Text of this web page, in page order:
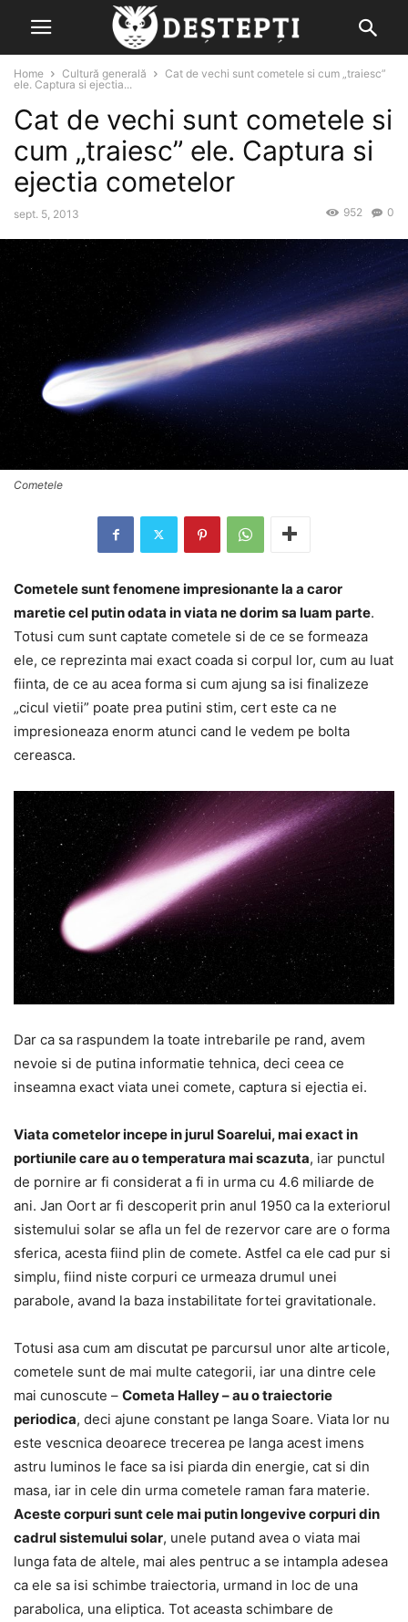
Home Cultură generală
Cat de vechi sunt cometele si cum „traiesc”
ele. Captura si ejectia...
Cat de vechi sunt cometele si
cum „traiesc” ele. Captura si
ejectia cometelor
sept. 5, 2013 0
952
Cometele
Cometele sunt fenomene impresionante la a caror
maretie cel putin odata in viata ne dorim sa luam parte.
Totusi cum sunt captate cometele si de ce se formeaza
ele, ce reprezinta mai exact coada si corpul lor, cum au luat
fiinta, de ce au acea forma si cum ajung sa isi finalizeze
„cicul vietii” poate prea putini stim, cert este ca ne
impresioneaza enorm atunci cand le vedem pe bolta
cereasca.
Dar ca sa raspundem la toate intrebarile pe rand, avem
nevoie si de putina informatie tehnica, deci ceea ce
inseamna exact viata unei comete, captura si ejectia ei.
Viata cometelor incepe in jurul Soarelui, mai exact in
portiunile care au o temperatura mai scazuta, iar punctul
de pornire ar fi considerat a fi in urma cu 4.6 miliarde de
ani. Jan Oort ar fi descoperit prin anul 1950 ca la exteriorul
sistemului solar se afla un fel de rezervor care are o forma
sferica, acesta fiind plin de comete. Astfel ca ele cad pur si
simplu, fiind niste corpuri ce urmeaza drumul unei
parabole, avand la baza instabilitate fortei gravitationale.
Totusi asa cum am discutat pe parcursul unor alte articole,
cometele sunt de mai multe categorii, iar una dintre cele
mai cunoscute – Cometa Halley – au o traiectorie
periodica, deci ajune constant pe langa Soare. Viata lor nu
este vescnica deoarece trecerea pe langa acest imens
astru luminos le face sa isi piarda din energie, cat si din
masa, iar in cele din urma cometele raman fara materie.
Aceste corpuri sunt cele mai putin longevive corpuri din
cadrul sistemului solar, unele putand avea o viata mai
lunga fata de altele, mai ales pentruc a se intampla adesea
ca ele sa isi schimbe traiectoria, urmand in loc de una
parabolica, una eliptica. Tot aceasta schimbare de